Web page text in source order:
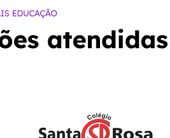
EDUCAÇÃO
atendidas